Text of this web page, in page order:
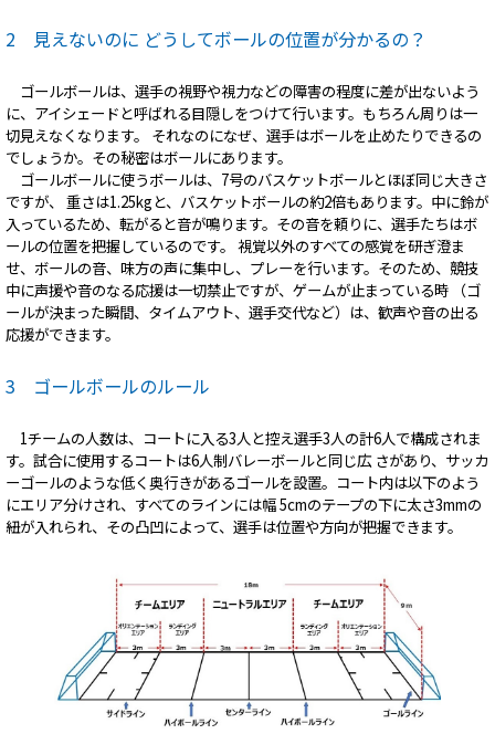
2 見えないのに どうしてボールの位置が分かるの？
ゴールボールは、選手の視野や視力などの障害の程度に差が出ないよう
に、アイシェードと呼ばれる目隠しをつけて行います。もちろん周りは一
切見えなくなります。 それなのになぜ、選手はボールを止めたりできるの
でしょうか。その秘密はボールにあります。
ゴールボールに使うボールは、7号のバスケットボールとほぼ同じ大きさ
ですが、 重さは1.25kgと、バスケットボールの約2倍もあります。中に鈴が
入っているため、転がると音が鳴ります。その音を頼りに、選手たちはボ
ールの位置を把握しているのです。 視覚以外のすべての感覚を研ぎ澄ま
せ、ボールの音、味方の声に集中し、プレーを行います。そのため、競技
中に声援や音のなる応援は一切禁止ですが、ゲームが止まっている時 （ゴ
ールが決まった瞬間、タイムアウト、選手交代など）は、歓声や音の出る
応援ができます。
3 ゴールボールのルール
1チームの人数は、コートに入る3人と控え選手3人の計6人で構成されま
す。試合に使用するコートは6人制バレーボールと同じ広 さがあり、サッカ
ーゴールのような低く奥行きがあるゴールを設置。コート内は以下のよう
にエリア分けされ、すべてのラインには幅 5cmのテープの下に太さ3mmの
紐が入れられ、その凸凹によって、選手は位置や方向が把握できます。